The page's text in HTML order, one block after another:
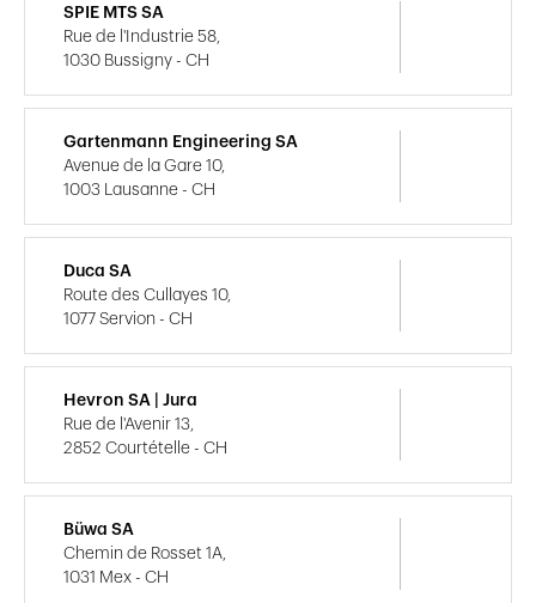
SPIE MTS SA
Rue de l'Industrie 58,
1030 Bussigny - CH
Gartenmann Engineering SA
Avenue de la Gare 10,
1003 Lausanne - CH
Duca SA
Route des Cullayes 10,
1077 Servion - CH
Hevron SA | Jura
Rue de l'Avenir 13,
2852 Courtételle - CH
Büwa SA
Chemin de Rosset 1A,
1031 Mex - CH